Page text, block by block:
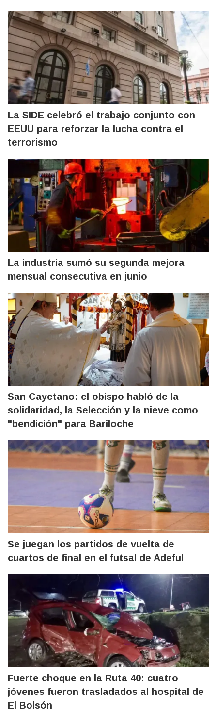
La SIDE celebró el trabajo conjunto con
EEUU para reforzar la lucha contra el
terrorismo
La industria sumó su segunda mejora
mensual consecutiva en junio
San Cayetano: el obispo habló de la
solidaridad, la Selección y la nieve como
"bendición" para Bariloche
Se juegan los partidos de vuelta de
cuartos de final en el futsal de Adeful
Fuerte choque en la Ruta 40: cuatro
jóvenes fueron trasladados al hospital de
El Bolsón